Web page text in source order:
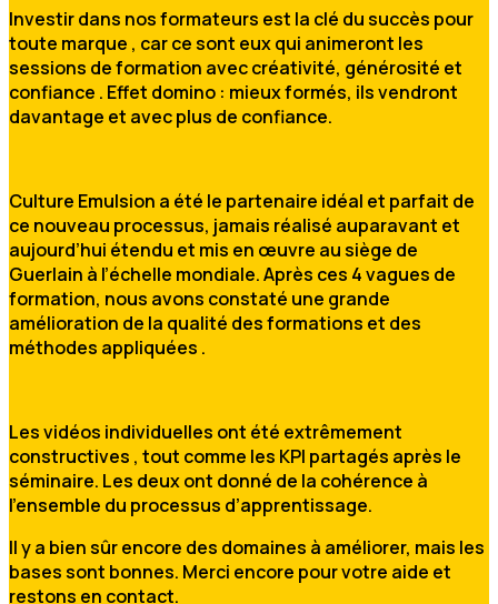
Investir dans nos formateurs est la clé du succès pour
toute marque , car ce sont eux qui animeront les
sessions de formation avec créativité, générosité et
confiance . Effet domino : mieux formés, ils vendront
davantage et avec plus de confiance.
Culture Emulsion a été le partenaire idéal et parfait de
ce nouveau processus, jamais réalisé auparavant et
aujourd’hui étendu et mis en œuvre au siège de
Guerlain à l’échelle mondiale. Après ces 4 vagues de
formation, nous avons constaté une grande
amélioration de la qualité des formations et des
méthodes appliquées .
Les vidéos individuelles ont été extrêmement
constructives , tout comme les KPI partagés après le
séminaire. Les deux ont donné de la cohérence à
l’ensemble du processus d’apprentissage.
Il y a bien sûr encore des domaines à améliorer, mais les
bases sont bonnes. Merci encore pour votre aide et
restons en contact.